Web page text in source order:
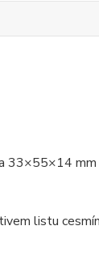
33×55×14 mm
listu